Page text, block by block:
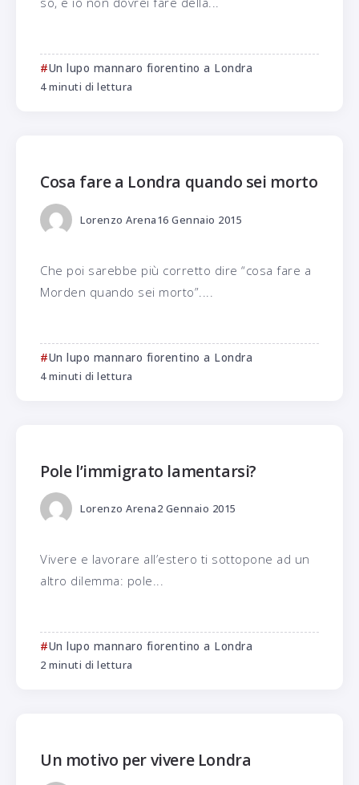
Un lupo mannaro fiorentino a Londra
4 minuti di lettura
Cosa fare a Londra quando sei morto
Lorenzo Arena16 Gennaio 2015
Che poi sarebbe più corretto dire “cosa fare a
Morden quando sei morto”....
Un lupo mannaro fiorentino a Londra
4 minuti di lettura
Pole l’immigrato lamentarsi?
Lorenzo Arena2 Gennaio 2015
Vivere e lavorare all’estero ti sottopone ad un
altro dilemma: pole...
Un lupo mannaro fiorentino a Londra
2 minuti di lettura
Un motivo per vivere Londra